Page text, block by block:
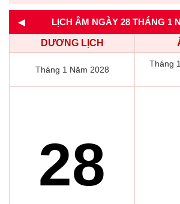
◄ LỊCH ÂM NGÀY 28 THÁNG 1
DƯƠNG LỊCH
Tháng 1 Năm 2028
Tháng
28